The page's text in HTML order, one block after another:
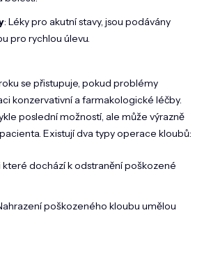
: Léky pro akutní stavy, jsou podávány
pro rychlou úlevu.
se přistupuje, pokud problémy
konzervativní a farmakologické léčby.
poslední možností, ale může výrazně
Existují dva typy operace kloubů:
které dochází k odstranění poškozené
poškozeného kloubu umělou